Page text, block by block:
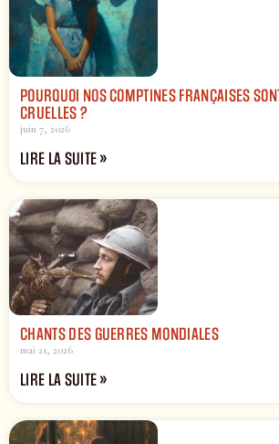
POURQUOI NOS COMPTINES FRANÇAISES
CRUELLES ?
juin 7, 2026
LIRE LA SUITE »
CHANTS DES GUERRES MONDIALES
mai 21, 2026
LIRE LA SUITE »